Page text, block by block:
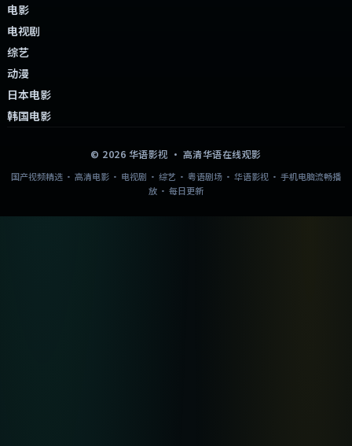
电影
电视剧
综艺
动漫
日本电影
韩国电影
© 2026 华语影视 · 高清华语在线观影
国产视频精选 · 高清电影 · 电视剧 · 综艺 · 粤语剧场 · 华语影视 · 手机电脑流畅播
放 · 每日更新